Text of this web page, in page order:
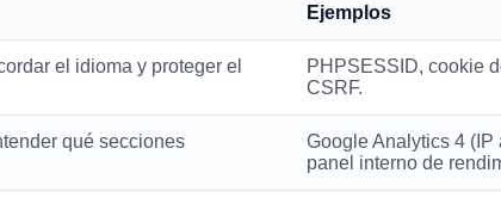
Ejemplos
el idioma y proteger el
PHPSESSID, cookie
CSRF.
qué secciones
Google Analytics 4 (IP
panel interno de